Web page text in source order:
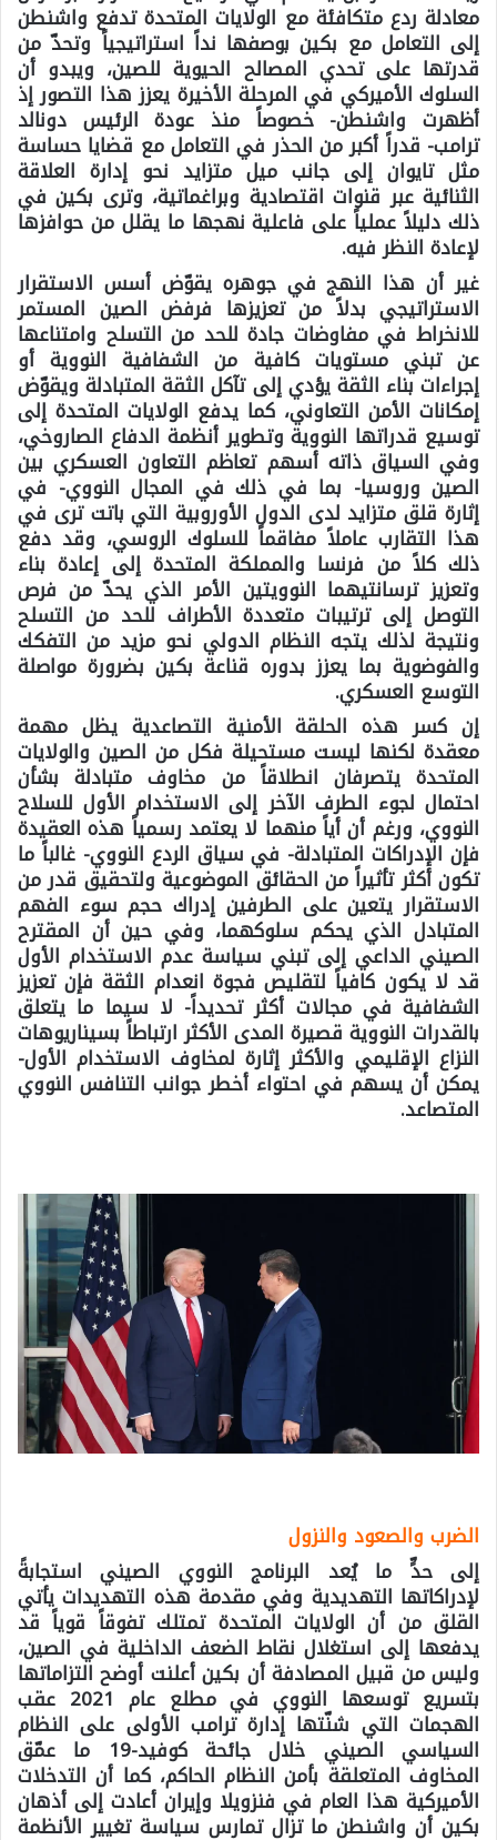
معادلة ردع متكافئة مع الولايات المتحدة تدفع واشنطن
إلى التعامل مع بكين بوصفها نداً استراتيجياً وتحدّ من
قدرتها على تحدي المصالح الحيوية للصين، ويبدو أن
السلوك الأميركي في المرحلة الأخيرة يعزز هذا التصور إذ
أظهرت واشنطن- خصوصاً منذ عودة الرئيس دونالد
ترامب- قدراً أكبر من الحذر في التعامل مع قضايا حساسة
مثل تايوان إلى جانب ميل متزايد نحو إدارة العلاقة
الثنائية عبر قنوات اقتصادية وبراغماتية، وترى بكين في
ذلك دليلاً عملياً على فاعلية نهجها ما يقلل من حوافزها
لإعادة النظر فيه.
غير أن هذا النهج في جوهره يقوّض أسس الاستقرار
الاستراتيجي بدلاً من تعزيزها فرفض الصين المستمر
للانخراط في مفاوضات جادة للحد من التسلح وامتناعها
عن تبني مستويات كافية من الشفافية النووية أو
إجراءات بناء الثقة يؤدي إلى تآكل الثقة المتبادلة ويقوّض
إمكانات الأمن التعاوني، كما يدفع الولايات المتحدة إلى
توسيع قدراتها النووية وتطوير أنظمة الدفاع الصاروخي،
وفي السياق ذاته أسهم تعاظم التعاون العسكري بين
الصين وروسيا- بما في ذلك في المجال النووي- في
إثارة قلق متزايد لدى الدول الأوروبية التي باتت ترى في
هذا التقارب عاملاً مفاقماً للسلوك الروسي، وقد دفع
ذلك كلاً من فرنسا والمملكة المتحدة إلى إعادة بناء
وتعزيز ترسانتيهما النوويتين الأمر الذي يحدّ من فرص
التوصل إلى ترتيبات متعددة الأطراف للحد من التسلح
ونتيجة لذلك يتجه النظام الدولي نحو مزيد من التفكك
والفوضوية بما يعزز بدوره قناعة بكين بضرورة مواصلة
التوسع العسكري.
إن كسر هذه الحلقة الأمنية التصاعدية يظل مهمة
معقدة لكنها ليست مستحيلة فكل من الصين والولايات
المتحدة يتصرفان انطلاقاً من مخاوف متبادلة بشأن
احتمال لجوء الطرف الآخر إلى الاستخدام الأول للسلاح
النووي، ورغم أن أياً منهما لا يعتمد رسمياً هذه العقيدة
فإن الإدراكات المتبادلة- في سياق الردع النووي- غالباً ما
تكون أكثر تأثيراً من الحقائق الموضوعية ولتحقيق قدر من
الاستقرار يتعين على الطرفين إدراك حجم سوء الفهم
المتبادل الذي يحكم سلوكهما، وفي حين أن المقترح
الصيني الداعي إلى تبني سياسة عدم الاستخدام الأول
قد لا يكون كافياً لتقليص فجوة انعدام الثقة فإن تعزيز
الشفافية في مجالات أكثر تحديداً- لا سيما ما يتعلق
بالقدرات النووية قصيرة المدى الأكثر ارتباطاً بسيناريوهات
النزاع الإقليمي والأكثر إثارة لمخاوف الاستخدام الأول-
يمكن أن يسهم في احتواء أخطر جوانب التنافس النووي
المتصاعد.
الضرب والصعود والنزول
إلى حدٍّ ما يُعد البرنامج النووي الصيني استجابةً
لإدراكاتها التهديدية وفي مقدمة هذه التهديدات يأتي
القلق من أن الولايات المتحدة تمتلك تفوقاً قوياً قد
يدفعها إلى استغلال نقاط الضعف الداخلية في الصين،
وليس من قبيل المصادفة أن بكين أعلنت أوضح التزاماتها
بتسريع توسعها النووي في مطلع عام 2021 عقب
الهجمات التي شنّتها إدارة ترامب الأولى على النظام
السياسي الصيني خلال جائحة كوفيد-19 ما عمّق
المخاوف المتعلقة بأمن النظام الحاكم، كما أن التدخلات
الأميركية هذا العام في فنزويلا وإيران أعادت إلى أذهان
بكين أن واشنطن ما تزال تمارس سياسة تغيير الأنظمة